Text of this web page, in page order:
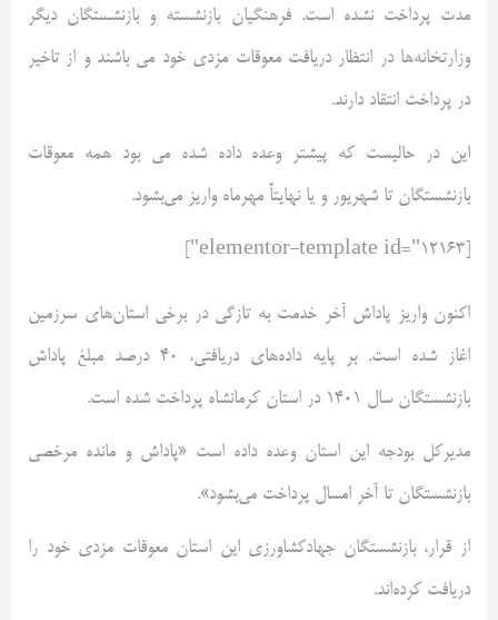
مدت پرداخت نشده است. فرهنگیان بازنشسته و بازنشستگان دیگر
وزارتخانه‌ها در انتظار دریافت معوقات مزدی خود می باشند و از تاخیر
در پرداخت انتقاد دارند.
این در حالیست که پیشتر وعده داده شده می بود همه معوقات
بازنشستگان تا شهریور و یا نهایتاً مهرماه واریز می‌بشود.
اکنون واریز پاداش آخر خدمت به تازگی در برخی استان‌های سرزمین
اغاز شده است. بر پایه داده‌های دریافتی، ۴۰ درصد مبلغ پاداش
بازنشستگان سال ۱۴۰۱ در استان کرمانشاه پرداخت شده است.
مدیرکل بودجه این استان وعده داده است «پاداش و مانده مرخصی
بازنشستگان تا آخر امسال پرداخت می‌بشود».
از قرار، بازنشستگان جهادکشاورزی این استان معوقات مزدی خود را
دریافت کرده‌اند.